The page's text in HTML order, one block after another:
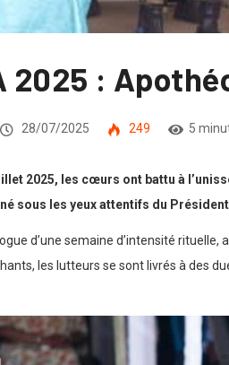
2025 :
28/07/2025 249 5
2025, les cœurs ont battu à
sous les yeux attentifs du
d’une semaine d’intensité
les lutteurs se sont livrés à des